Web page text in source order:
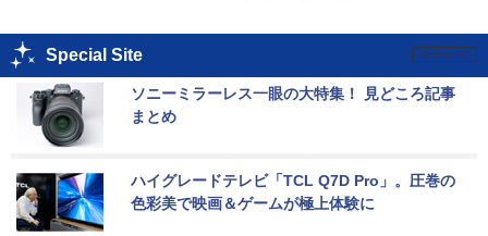
Special Site
ソニーミラーレス一眼の大特集！ 見どころ記事
まとめ
ハイグレードテレビ「TCL Q7D Pro」。圧巻の
色彩美で映画＆ゲームが極上体験に